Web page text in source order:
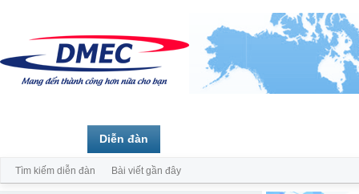
Diễn đàn
Tìm kiếm diễn đàn Bài viết gần đây